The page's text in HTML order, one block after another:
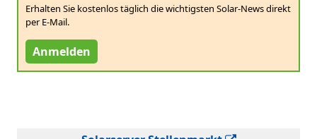
Erhalten Sie kostenlos täglich die wichtigsten Solar-News direkt
per E-Mail.
Anmelden